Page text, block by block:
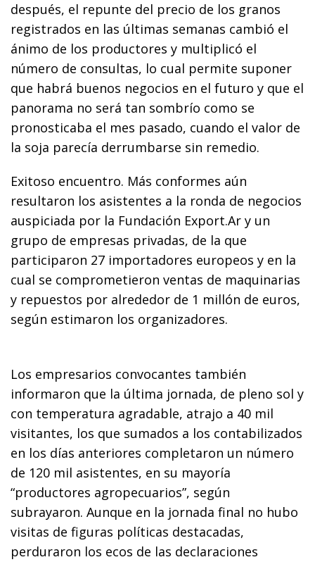
después, el repunte del precio de los granos
registrados en las últimas semanas cambió el
ánimo de los productores y multiplicó el
número de consultas, lo cual permite suponer
que habrá buenos negocios en el futuro y que el
panorama no será tan sombrío como se
pronosticaba el mes pasado, cuando el valor de
la soja parecía derrumbarse sin remedio.
Exitoso encuentro. Más conformes aún
resultaron los asistentes a la ronda de negocios
auspiciada por la Fundación Export.Ar y un
grupo de empresas privadas, de la que
participaron 27 importadores europeos y en la
cual se comprometieron ventas de maquinarias
y repuestos por alrededor de 1 millón de euros,
según estimaron los organizadores.
Los empresarios convocantes también
informaron que la última jornada, de pleno sol y
con temperatura agradable, atrajo a 40 mil
visitantes, los que sumados a los contabilizados
en los días anteriores completaron un número
de 120 mil asistentes, en su mayoría
“productores agropecuarios”, según
subrayaron. Aunque en la jornada final no hubo
visitas de figuras políticas destacadas,
perduraron los ecos de las declaraciones